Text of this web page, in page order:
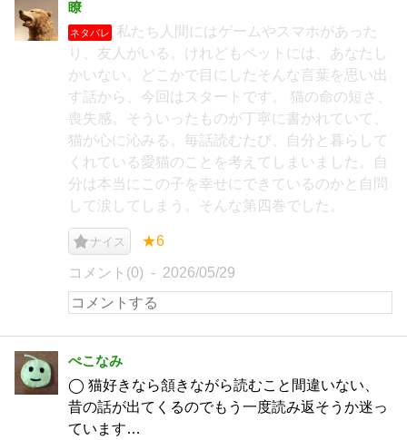
瞭
ネタバレ
私たち人間にはゲームやスマホがあった
り、友人がいる。けれどもペットには、あなたし
かいない。どこかで目にしたそんな言葉を思い出
す話から、今回はスタートです。 猫の命の短さ、
喪失感。そういったものが丁寧に書かれていて、
猫が心に沁みる。毎話読むたび、自分と暮らして
くれている愛猫のことを考えてしまいました。自
分は本当にこの子を幸せにできているのかと自問
して涙してしまう。そんな第四巻でした。
ナイス ★6
コメント(0) 2026/05/29
ぺこなみ
◯ 猫好きなら頷きながら読むこと間違いない、
昔の話が出てくるのでもう一度読み返そうか迷っ
ています…